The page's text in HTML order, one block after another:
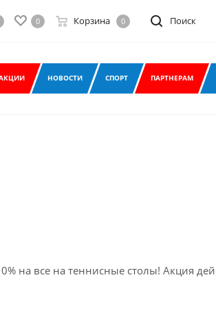
0 Корзина 0 Поиск
НОВОСТИ СПОРТ ПАРТНЕРАМ